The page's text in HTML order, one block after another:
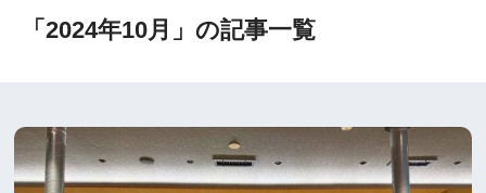
「2024年10月」の記事一覧